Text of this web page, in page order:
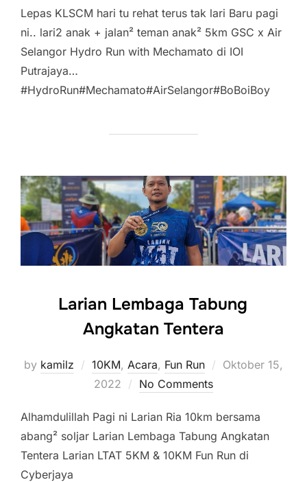
Lepas KLSCM hari tu rehat terus tak lari Baru pagi
ni.. lari2 anak + jalan² teman anak² 5km GSC x Air
Selangor Hydro Run with Mechamato di IOI
Putrajaya…
#HydroRun#Mechamato#AirSelangor#BoBoiBoy
Larian Lembaga Tabung
Angkatan Tentera
by kamilz 10KM, Acara, Fun Run
Posted
Oktober 15,
2022
No Comments
Alhamdulillah Pagi ni Larian Ria 10km bersama
abang² soljar Larian Lembaga Tabung Angkatan
Tentera Larian LTAT 5KM & 10KM Fun Run di
Cyberjaya